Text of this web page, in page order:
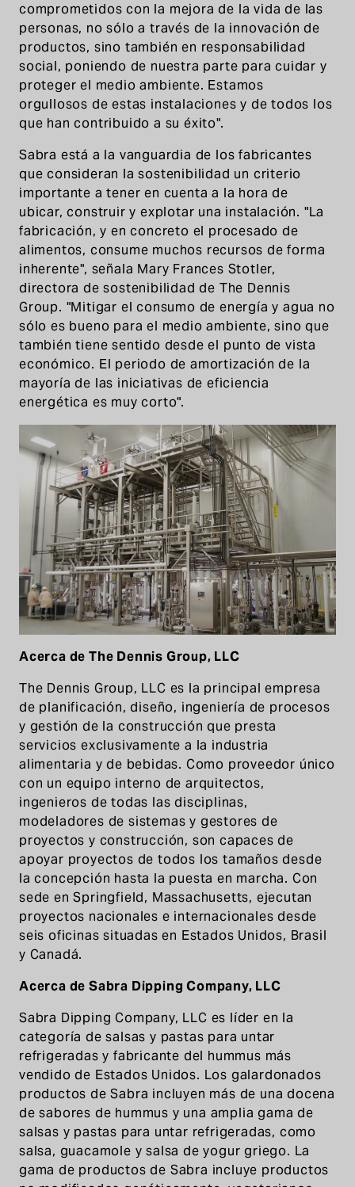
comprometidos con la mejora de la vida de las
personas, no sólo a través de la innovación de
productos, sino también en responsabilidad
social, poniendo de nuestra parte para cuidar y
proteger el medio ambiente. Estamos
orgullosos de estas instalaciones y de todos los
que han contribuido a su éxito".
Sabra está a la vanguardia de los fabricantes
que consideran la sostenibilidad un criterio
importante a tener en cuenta a la hora de
ubicar, construir y explotar una instalación. "La
fabricación, y en concreto el procesado de
alimentos, consume muchos recursos de forma
inherente", señala Mary Frances Stotler,
directora de sostenibilidad de The Dennis
Group. "Mitigar el consumo de energía y agua no
sólo es bueno para el medio ambiente, sino que
también tiene sentido desde el punto de vista
económico. El periodo de amortización de la
mayoría de las iniciativas de eficiencia
energética es muy corto".
Acerca de The Dennis Group, LLC
The Dennis Group, LLC es la principal empresa
de planificación, diseño, ingeniería de procesos
y gestión de la construcción que presta
servicios exclusivamente a la industria
alimentaria y de bebidas. Como proveedor único
con un equipo interno de arquitectos,
ingenieros de todas las disciplinas,
modeladores de sistemas y gestores de
proyectos y construcción, son capaces de
apoyar proyectos de todos los tamaños desde
la concepción hasta la puesta en marcha. Con
sede en Springfield, Massachusetts, ejecutan
proyectos nacionales e internacionales desde
seis oficinas situadas en Estados Unidos, Brasil
y Canadá.
Acerca de Sabra Dipping Company, LLC
Sabra Dipping Company, LLC es líder en la
categoría de salsas y pastas para untar
refrigeradas y fabricante del hummus más
vendido de Estados Unidos. Los galardonados
productos de Sabra incluyen más de una docena
de sabores de hummus y una amplia gama de
salsas y pastas para untar refrigeradas, como
salsa, guacamole y salsa de yogur griego. La
gama de productos de Sabra incluye productos